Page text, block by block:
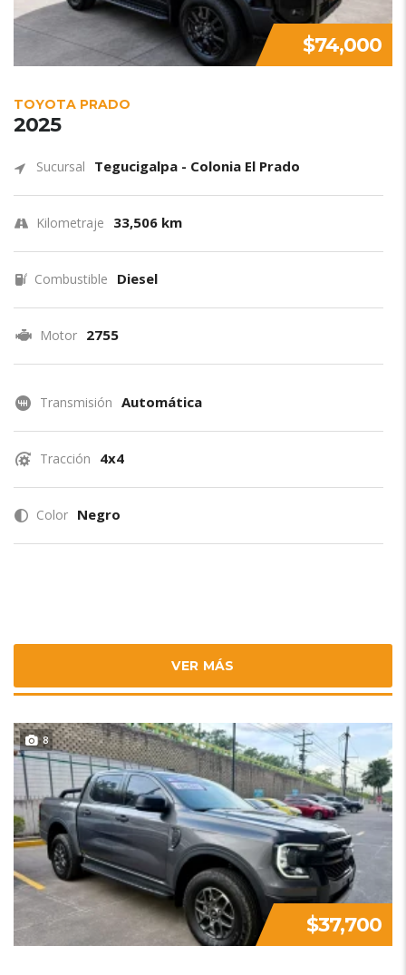
$74,000
TOYOTA PRADO
2025
Sucursal Tegucigalpa - Colonia El Prado
Kilometraje 33,506 km
Combustible Diesel
Motor 2755
Transmisión Automática
Tracción 4x4
Color Negro
VER MÁS
8
$37,700